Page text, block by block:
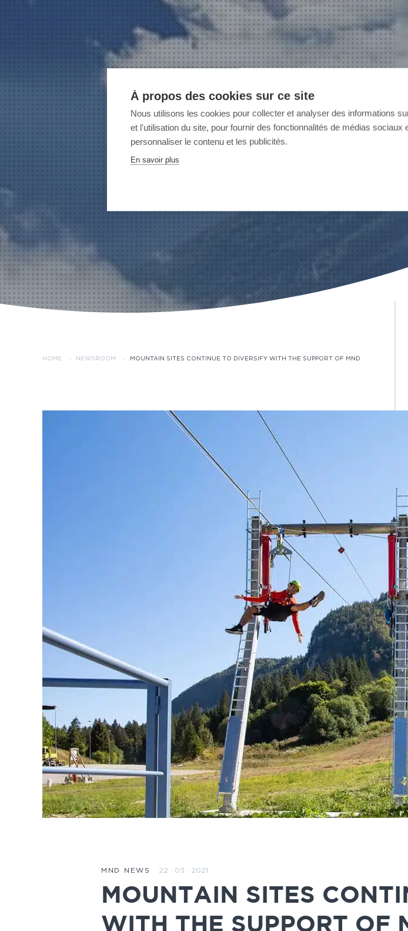
HOME · NEWSROOM · MOUNTAIN SITES CONTINUE TO DIVERSIFY WITH THE SUPPORT OF MND
MND NEWS 22 · 03 · 2021
MOUNTAIN SITES
WITH THE SUPPORT OF
À propos des cookies sur ce site
Nous utilisons les cookies pour collecter et analyser des informations
et l'utilisation du site, pour fournir des fonctionnalités de médias sociaux
personnaliser le contenu et les publicités.
En savoir plus